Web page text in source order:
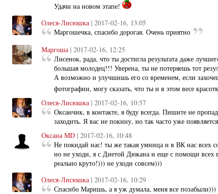
Удачи на новом этапе!
Олеся-Лисюшка | 2017-02-16, 13:05
Маргошечка, спасибо дорогая. Очень приятно
Маргоша | 2017-02-16, 12:25
Лисенок, рада, что ты достигла результата даже
большая молодец!!! Уверена, ты не потеряешь тот
А возможно и улучшишь его со временем, если
фотографии, могу сказать, что ты и в этом весе
Олеся-Лисюшка | 2017-02-16, 10:57
Оксанчик, в контакте, я буду всегда. Пишите не
заходить. Я вас не покину, но так часто уже
Оксана MD | 2017-02-16, 10:48
Не покидай нас! ты же такая умница и в ВК нас всех
но не уходи, я с Диетой Дюкана и еще с помощи всех
реально круто!))) не уходи совсем)))
Олеся-Лисюшка | 2017-02-16, 10:29
Спасибо Маришь, а я уж думала, меня все позабыли)))